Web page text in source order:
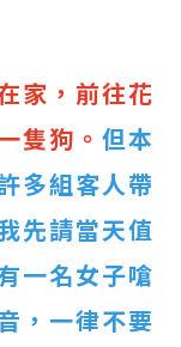
家，前往花
隻狗。 但本
多組客人帶
先請當天值
一名女子嗆
，一律不要